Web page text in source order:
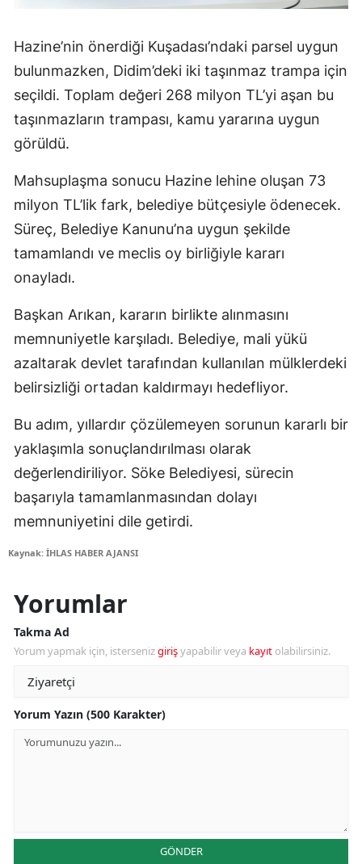
Hazine’nin önerdiği Kuşadası’ndaki parsel uygun
bulunmazken, Didim’deki iki taşınmaz trampa için
seçildi. Toplam değeri 268 milyon TL’yi aşan bu
taşınmazların trampası, kamu yararına uygun
görüldü.
Mahsuplaşma sonucu Hazine lehine oluşan 73
milyon TL’lik fark, belediye bütçesiyle ödenecek.
Süreç, Belediye Kanunu’na uygun şekilde
tamamlandı ve meclis oy birliğiyle kararı
onayladı.
Başkan Arıkan, kararın birlikte alınmasını
memnuniyetle karşıladı. Belediye, mali yükü
azaltarak devlet tarafından kullanılan mülklerdeki
belirsizliği ortadan kaldırmayı hedefliyor.
Bu adım, yıllardır çözülemeyen sorunun kararlı bir
yaklaşımla sonuçlandırılması olarak
değerlendiriliyor. Söke Belediyesi, sürecin
başarıyla tamamlanmasından dolayı
memnuniyetini dile getirdi.
Kaynak: İHLAS HABER AJANSI
Yorumlar
Takma Ad
Yorum yapmak için, istersenizgirişyapabilir veya kayıt olabilirsiniz.
Yorum Yazın (500 Karakter)
GÖNDER